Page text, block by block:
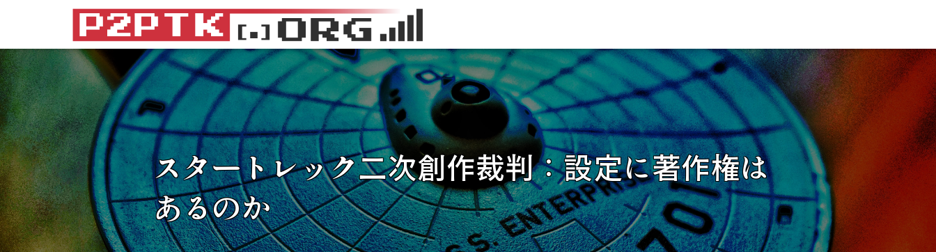
スタートレック二次創作裁判：設定に著作権は
あるのか